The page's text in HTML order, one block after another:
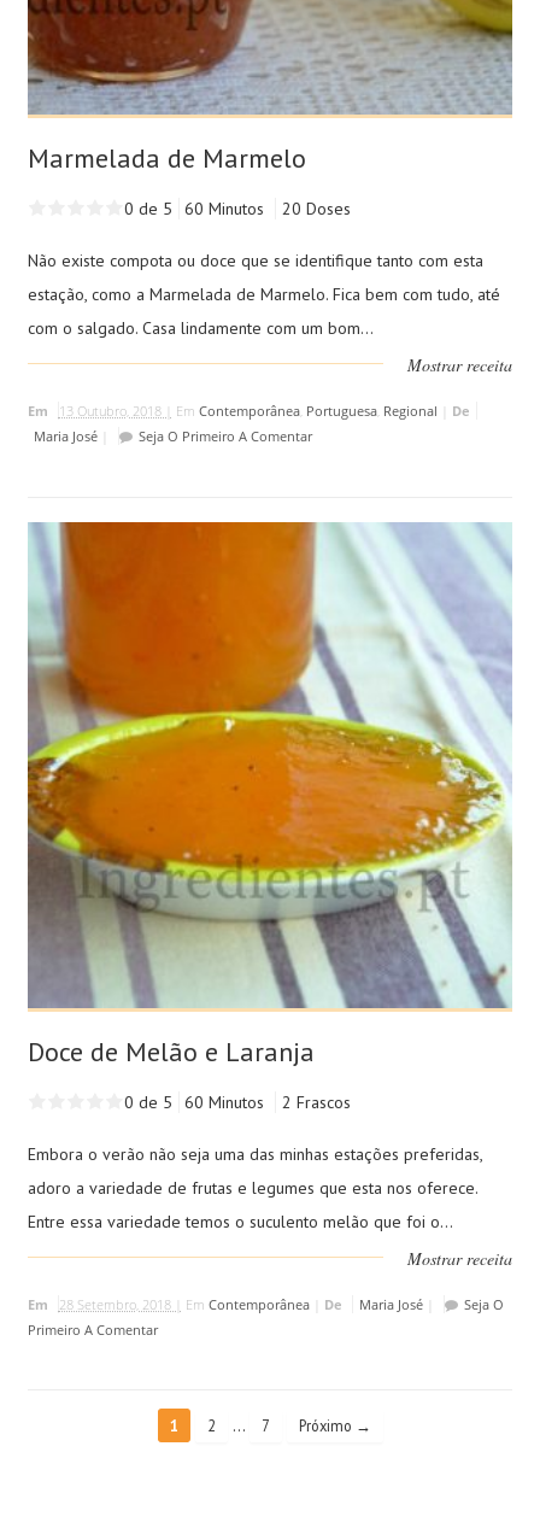
Marmelada de Marmelo
0 de 5 60 Minutos 20 Doses
Não existe compota ou doce que se identifique tanto com esta
estação, como a Marmelada de Marmelo. Fica bem com tudo, até
com o salgado. Casa lindamente com um bom...
Mostrar receita
Em 13 Outubro, 2018 | Em Contemporânea, Portuguesa, Regional
De
Maria José| Seja O Primeiro A Comentar
Doce de Melão e Laranja
0 de 5 60 Minutos 2 Frascos
Embora o verão não seja uma das minhas estações preferidas,
adoro a variedade de frutas e legumes que esta nos oferece.
Entre essa variedade temos o suculento melão que foi o...
Mostrar receita
Em 28 Setembro, 2018 | Em Contemporânea| De Maria José|
Seja O
Primeiro A Comentar
1 2 … 7 Próximo →